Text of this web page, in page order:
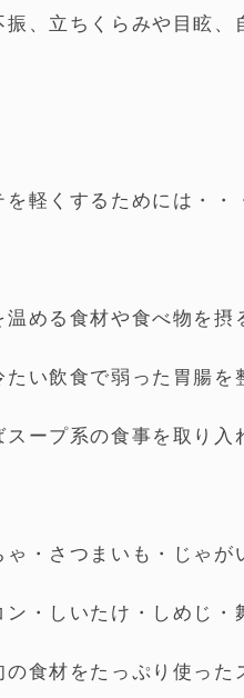
振、立ちくらみや目眩
を軽くするためには・・
める食材や食べ物を摂
たい飲食で弱った胃腸を
スープ系の食事を取り入
ゃ・さつまいも・じゃ
ン・しいたけ・しめじ
の食材をたっぷり使った